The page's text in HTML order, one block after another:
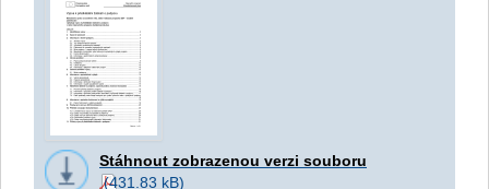
Stáhnout zobrazenou verzi souboru